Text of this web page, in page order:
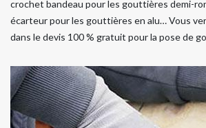
crochet bandeau pour les gouttières demi-
écarteur pour les gouttières en alu… Vous
dans le devis 100 % gratuit pour la pose de